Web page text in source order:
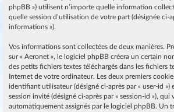
phpBB ») utilisent n’importe quelle information
quelle session d’utilisation de votre part (désignée ci-
informations »).
Vos informations sont collectées de deux manières.
sur « Aeronet », le logiciel phpBB créera un certain
des petits fichiers textes téléchargés dans les fichiers
Internet de votre ordinateur. Les deux premiers
identifiant utilisateur (désigné ci-après par « user-id
session invité (désigné ci-après par « session-id »), qui
automatiquement assignés par le logiciel phpBB. Un